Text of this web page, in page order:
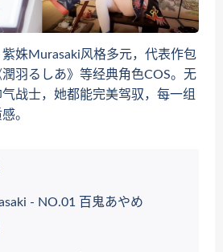
Murasaki风格多元，代表作包
羽るしあ》等经典角色COS。无
战士，她都能完美驾驭，每一组
。
- NO.01 百鬼あやめ